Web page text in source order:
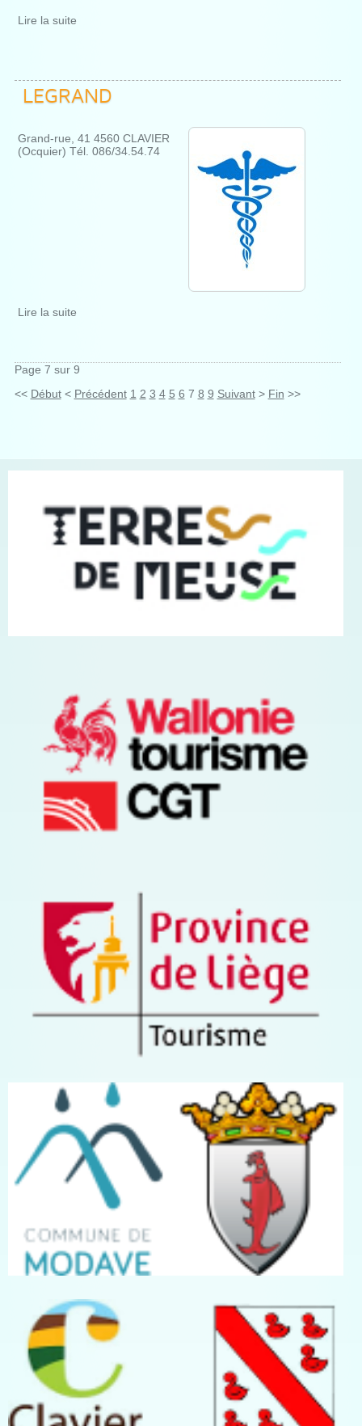
Lire la suite
LEGRAND
Grand-rue, 41 4560 CLAVIER
(Ocquier) Tél. 086/34.54.74
Lire la suite
Page 7 sur 9
<< Début< Précédent 1 2 3 4 5 6 7 8 9 Suivant> Fin >>